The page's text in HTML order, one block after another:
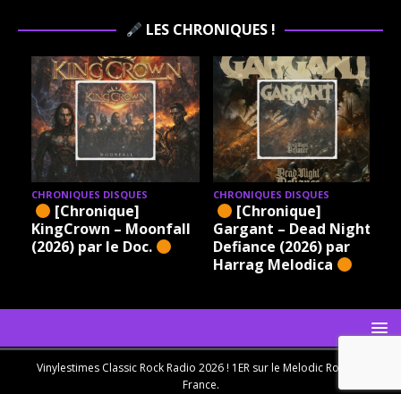
LES CHRONIQUES !
CHRONIQUES DISQUES
[Chronique]
KingCrown – Moonfall
(2026) par le Doc.
CHRONIQUES DISQUES
[Chronique]
Gargant – Dead Night
Defiance (2026) par
Harrag Melodica
Vinylestimes Classic Rock Radio 2026 ! 1ER sur le Melodic Rock en
France.